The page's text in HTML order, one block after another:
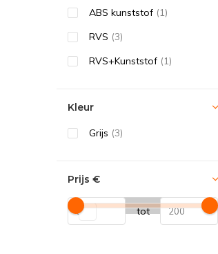
ABS kunststof (1)
RVS (3)
RVS+Kunststof (1)
Kleur
Grijs (3)
Prijs €
tot